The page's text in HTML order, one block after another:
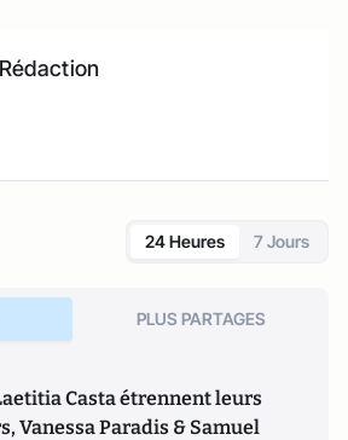
24 Heures 7 Jours
PLUS PARTAGES
Casta étrennent leurs
Vanessa Paradis & Samuel